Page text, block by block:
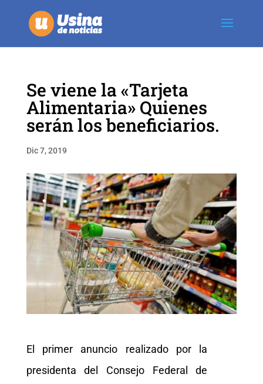
Se viene la «Tarjeta
Alimentaria» Quienes
serán los beneficiarios.
Dic 7, 2019
El primer anuncio realizado por la
presidenta del Consejo Federal de